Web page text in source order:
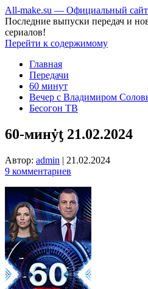
All-make.su — Официальный сайт
Последние выпуски передач и
сериалов!
Перейти к содержимому
Главная
Передачи
60 минут
Вечер с Владимиром
Бесогон ТВ
60-минẏƫ 21.02.2024
Автор: admin | 21.02.2024
9 комментариев